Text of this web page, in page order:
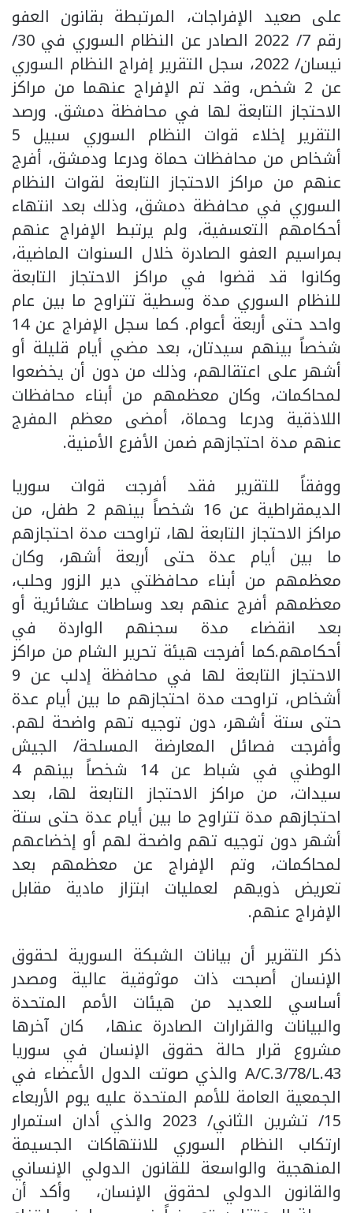
على صعيد الإفراجات، المرتبطة بقانون العفو
رقم 7/ 2022 الصادر عن النظام السوري في 30/
نيسان/ 2022، سجل التقرير إفراج النظام السوري
عن 2 شخص، وقد تم الإفراج عنهما من مراكز
الاحتجاز التابعة لها في محافظة دمشق. ورصد
التقرير إخلاء قوات النظام السوري سبيل 5
أشخاص من محافظات حماة ودرعا ودمشق، أفرج
عنهم من مراكز الاحتجاز التابعة لقوات النظام
السوري في محافظة دمشق، وذلك بعد انتهاء
أحكامهم التعسفية، ولم يرتبط الإفراج عنهم
بمراسيم العفو الصادرة خلال السنوات الماضية،
وكانوا قد قضوا في مراكز الاحتجاز التابعة
للنظام السوري مدة وسطية تتراوح ما بين عام
واحد حتى أربعة أعوام. كما سجل الإفراج عن 14
شخصاً بينهم سيدتان، بعد مضي أيام قليلة أو
أشهر على اعتقالهم، وذلك من دون أن يخضعوا
لمحاكمات، وكان معظمهم من أبناء محافظات
اللاذقية ودرعا وحماة، أمضى معظم المفرج
عنهم مدة احتجازهم ضمن الأفرع الأمنية.
ووفقاً للتقرير فقد أفرجت قوات سوريا
الديمقراطية عن 16 شخصاً بينهم 2 طفل، من
مراكز الاحتجاز التابعة لها، تراوحت مدة احتجازهم
ما بين أيام عدة حتى أربعة أشهر، وكان
معظمهم من أبناء محافظتي دير الزور وحلب،
معظمهم أفرج عنهم بعد وساطات عشائرية أو
بعد انقضاء مدة سجنهم الواردة في
أحكامهم.كما أفرجت هيئة تحرير الشام من مراكز
الاحتجاز التابعة لها في محافظة إدلب عن 9
أشخاص، تراوحت مدة احتجازهم ما بين أيام عدة
حتى ستة أشهر، دون توجيه تهم واضحة لهم.
وأفرجت فصائل المعارضة المسلحة/ الجيش
الوطني في شباط عن 14 شخصاً بينهم 4
سيدات، من مراكز الاحتجاز التابعة لها، بعد
احتجازهم مدة تتراوح ما بين أيام عدة حتى ستة
أشهر دون توجيه تهم واضحة لهم أو إخضاعهم
لمحاكمات، وتم الإفراج عن معظمهم بعد
تعريض ذويهم لعمليات ابتزاز مادية مقابل
الإفراج عنهم.
ذكر التقرير أن بيانات الشبكة السورية لحقوق
الإنسان أصبحت ذات موثوقية عالية ومصدر
أساسي للعديد من هيئات الأمم المتحدة
والبيانات والقرارات الصادرة عنها، كان آخرها
مشروع قرار حالة حقوق الإنسان في سوريا
A/C.3/78/L.43 والذي صوتت الدول الأعضاء في
الجمعية العامة للأمم المتحدة عليه يوم الأربعاء
15/ تشرين الثاني/ 2023 والذي أدان استمرار
ارتكاب النظام السوري للانتهاكات الجسيمة
المنهجية والواسعة للقانون الدولي الإنساني
والقانون الدولي لحقوق الإنسان، وأكد أن